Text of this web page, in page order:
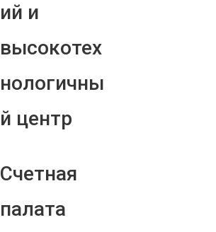
ий и
высокотех
нологичны
й центр
Счетная
палата